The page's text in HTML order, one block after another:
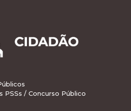
PSSs / Concurso Público